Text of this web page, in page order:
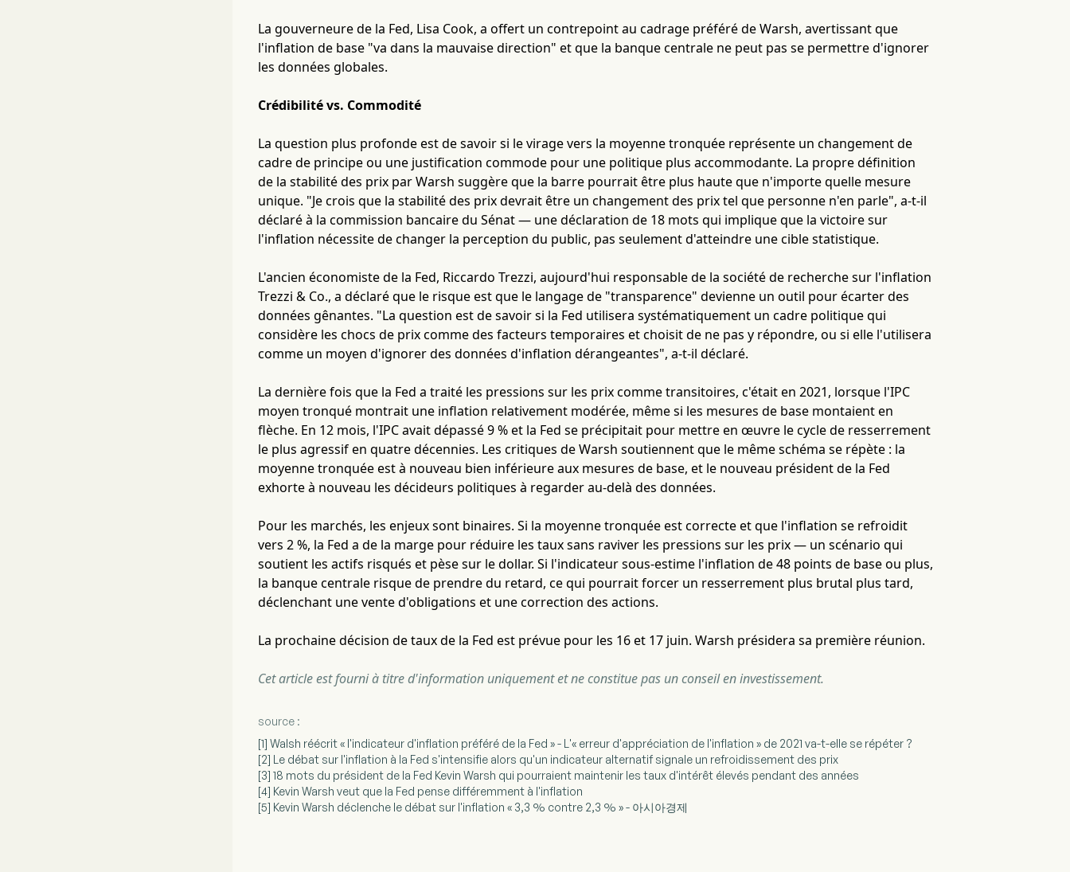
La gouverneure de la Fed, Lisa Cook, a offert un contrepoint au cadrage préféré de Warsh, avertissant que
l'inflation de base "va dans la mauvaise direction" et que la banque centrale ne peut pas se permettre d'ignorer
les données globales.
Crédibilité vs. Commodité
La question plus profonde est de savoir si le virage vers la moyenne tronquée représente un changement de
cadre de principe ou une justification commode pour une politique plus accommodante. La propre définition
de la stabilité des prix par Warsh suggère que la barre pourrait être plus haute que n'importe quelle mesure
unique. "Je crois que la stabilité des prix devrait être un changement des prix tel que personne n'en parle", a-t-il
déclaré à la commission bancaire du Sénat — une déclaration de 18 mots qui implique que la victoire sur
l'inflation nécessite de changer la perception du public, pas seulement d'atteindre une cible statistique.
L'ancien économiste de la Fed, Riccardo Trezzi, aujourd'hui responsable de la société de recherche sur l'inflation
Trezzi & Co., a déclaré que le risque est que le langage de "transparence" devienne un outil pour écarter des
données gênantes. "La question est de savoir si la Fed utilisera systématiquement un cadre politique qui
considère les chocs de prix comme des facteurs temporaires et choisit de ne pas y répondre, ou si elle l'utilisera
comme un moyen d'ignorer des données d'inflation dérangeantes", a-t-il déclaré.
La dernière fois que la Fed a traité les pressions sur les prix comme transitoires, c'était en 2021, lorsque l'IPC
moyen tronqué montrait une inflation relativement modérée, même si les mesures de base montaient en
flèche. En 12 mois, l'IPC avait dépassé 9 % et la Fed se précipitait pour mettre en œuvre le cycle de resserrement
le plus agressif en quatre décennies. Les critiques de Warsh soutiennent que le même schéma se répète : la
moyenne tronquée est à nouveau bien inférieure aux mesures de base, et le nouveau président de la Fed
exhorte à nouveau les décideurs politiques à regarder au-delà des données.
Pour les marchés, les enjeux sont binaires. Si la moyenne tronquée est correcte et que l'inflation se refroidit
vers 2 %, la Fed a de la marge pour réduire les taux sans raviver les pressions sur les prix — un scénario qui
soutient les actifs risqués et pèse sur le dollar. Si l'indicateur sous-estime l'inflation de 48 points de base ou plus,
la banque centrale risque de prendre du retard, ce qui pourrait forcer un resserrement plus brutal plus tard,
déclenchant une vente d'obligations et une correction des actions.
La prochaine décision de taux de la Fed est prévue pour les 16 et 17 juin. Warsh présidera sa première réunion.
Cet article est fourni à titre d'information uniquement et ne constitue pas un conseil en investissement.
source :
[1] Walsh réécrit « l'indicateur d'inflation préféré de la Fed » - L'« erreur d'appréciation de l'inflation » de 2021 va-t-elle se répéter ?
[2] Le débat sur l'inflation à la Fed s'intensifie alors qu'un indicateur alternatif signale un refroidissement des prix
[3] 18 mots du président de la Fed Kevin Warsh qui pourraient maintenir les taux d'intérêt élevés pendant des années
[4] Kevin Warsh veut que la Fed pense différemment à l'inflation
[5] Kevin Warsh déclenche le débat sur l'inflation « 3,3 % contre 2,3 % » - 아시아경제